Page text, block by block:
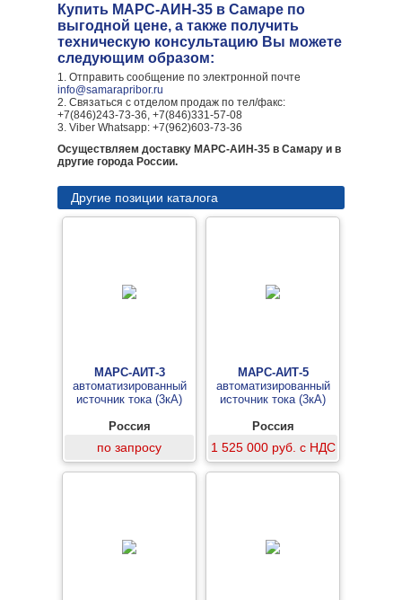
Купить МАРС-АИН-35 в Самаре по
выгодной цене, а также получить
техническую консультацию Вы можете
следующим образом:
1. Отправить сообщение по электронной почте
info@samarapribor.ru
2. Связаться с отделом продаж по тел/факс:
+7(846)243-73-36, +7(846)331-57-08
3. Viber Whatsapp: +7(962)603-73-36
Осуществляем доставку МАРС-АИН-35 в Самару и в
другие города России.
Другие позиции каталога
МАРС-АИТ-3
автоматизированный
источник тока (3кА)
Россия
по запросу
МАРС-АИТ-5
автоматизированный
источник тока (3кА)
Россия
1 525 000 руб. с НДС